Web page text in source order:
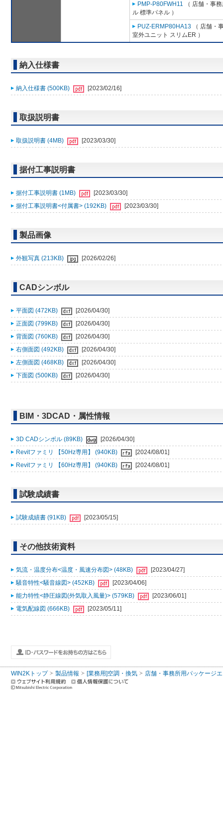
PMP-P80FWH11 （ 店舗・事
ル 標準パネル ）
PUZ-ERMP80HA13 （ 店舗・
室外ユニット スリムER ）
納入仕様書
納入仕様書 (500KB) [2023/02/16]
取扱説明書
取扱説明書 (4MB) [2023/03/30]
据付工事説明書
据付工事説明書 (1MB)
[2023/03/30]
据付工事説明書<付属書> (192KB)
[2023/03/30]
製品画像
外観写真 (213KB) [2026/02/26]
CADシンボル
平面図 (472KB)
[2026/04/30]
正面図 (799KB)
[2026/04/30]
背面図 (760KB)
[2026/04/30]
右側面図 (492KB)
[2026/04/30]
左側面図 (468KB)
[2026/04/30]
下面図 (500KB)
[2026/04/30]
BIM・3DCAD・属性情報
3D CADシンボル (89KB)
[2026/04/30]
Revitファミリ 【50Hz専用】 (940KB)
[2024/08/01]
Revitファミリ 【60Hz専用】 (940KB)
[2024/08/01]
試験成績書
試験成績書 (91KB) [2023/05/15]
その他技術資料
気流・温度分布<温度・風速分布図> (48KB)
[2023/04/27]
騒音特性<騒音線図> (452KB)
[2023/04/06]
能力特性<静圧線図(外気取入風量)> (579KB)
[2023/06/01]
電気配線図 (666KB)
[2023/05/11]
WIN2Kトップ 製品情報 [業務用]空調・換気 店舗・事務所用パッケージ